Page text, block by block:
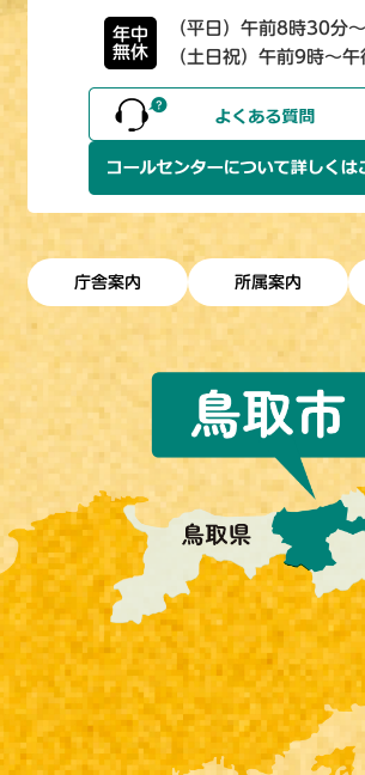
年中
無休
（平日）午前8時30分
（土日祝）午前9時～
庁舎案内 所属案内